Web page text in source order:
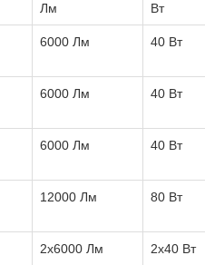
Лм
Вт
6000 Лм 40 Вт
6000 Лм 40 Вт
6000 Лм 40 Вт
12000 Лм 80 Вт
2х6000 Лм 2х40 Вт